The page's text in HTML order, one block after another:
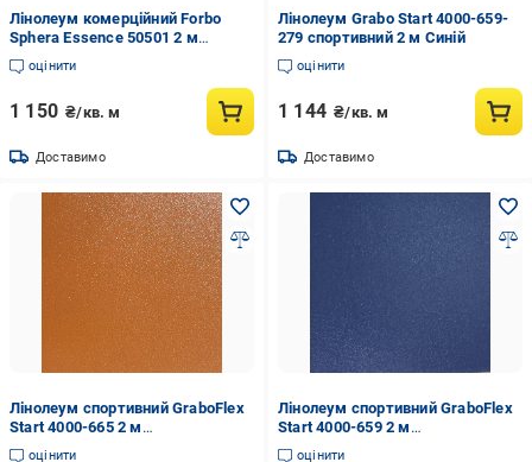
Лінолеум комерційний Forbo
Sphera Essence 50501 2 м
Світло-сірий
оцінити
1 150 ₴/кв. м
Доставимо
Лінолеум Grabo Start 4000-659-
279 спортивний 2 м Синій
оцінити
1 144 ₴/кв. м
Доставимо
Лінолеум спортивний GraboFlex
Start 4000-665 2 м
(904d873w167)
оцінити
Лінолеум спортивний GraboFlex
Start 4000-659 2 м
(904d869w167)
оцінити